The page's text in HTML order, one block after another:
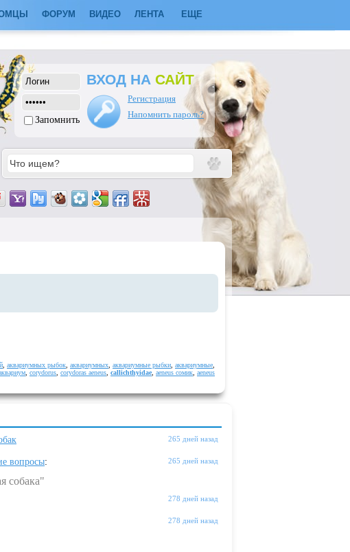
ФОРУМ ВИДЕО ЛЕНТА ЕЩЕ
Запомнить
ВХОД НА САЙТ
Регистрация
Напомнить пароль?
аквариумных рыбок аквариумных аквариумные рыбки аквариумные
corydorus corydoras aeneus callichthyidae aeneus сомик aeneus
265 дней назад
265 дней назад
вопросы:
собака"
278 дней назад
278 дней назад